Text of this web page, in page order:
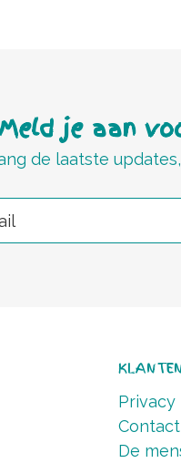
je aan
de laatste
Privacy
De